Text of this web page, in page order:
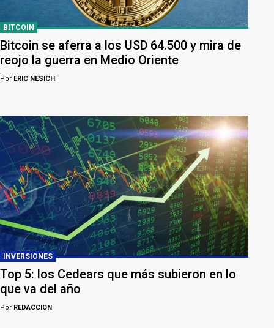
BITCOIN
Bitcoin se aferra a los USD 64.500 y mira de
reojo la guerra en Medio Oriente
Por ERIC NESICH
INVERSIONES
Top 5: los Cedears que más subieron en lo
que va del año
Por REDACCION